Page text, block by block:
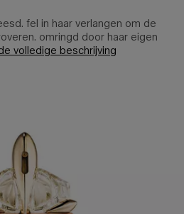
fel in haar verlangen om de
omringd door haar eigen
volledige beschrijving